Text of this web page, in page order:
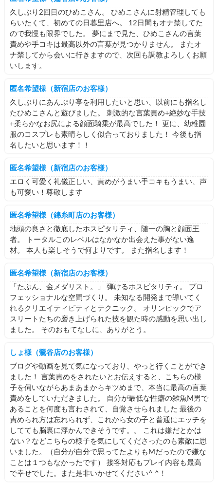
久しぶり2回目のひめこさん。 ひめこさんに射精管理しても
らいたくて、初めての日暮里店へ。 12日間もオナ禁してた
ので我慢も限界でした。 夢にまで見た、ひめこさんの言葉
責めや手コキは最高以外の言葉が見つかりません。 またオ
ナ禁してから会いに行きますので、次回も調教よろしくお願
いします。
匿名希望様（新宿店のお客様）
久しぶりにあんぷり亭を利用したいと思い、以前にも指名し
たひめこさんと遊びました。 刺激的な言葉責め+絶妙な手技
+柔らかなお尻による顔面騎乗が最高でした！ 更に、幼稚園
服のコスプレも素晴らしく似合っておりました！ 今後も指
名したいと思います！！
匿名希望様（新宿店のお客様）
エロく可愛く礼儀正しい、責めがうまい手コキもうまい、声
も可愛い！尊敬します
匿名希望様（錦糸町店のお客様）
地頭の良さと徹底したホスピタリティ、随一の胸と顔面王
者。 トータルこのレベルはなかなか出会えた事がない逸
材。 本人も楽しそうで何よりです。 また指名します！
匿名希望様（新宿店のお客様）
「たぶん、金メダリスト。」 弾けるホスピタリティ。 プロ
フェッショナルな空間づくり。 未知なる開発まで導いてく
れるクリエイティビティとテクニック。 オリンピックでア
スリートたちの磨き上げられた技を観た時の感動を思い出し
ました。 そのおもてなしに、ありがとう。
しょ様（鶯谷店のお客様）
ブログや動画を見て気になっており、やっと行くことができ
ました！ 言葉責めをされたいとお伝えすると、こちらの様
子を伺いながらあまあまからキツめまで、本当に最高の言葉
責めをしていただきました。 自分が最低な性癖の雑魚M男で
あることを何度も言わされて、自覚させられました 最後の
責められ方は忘れられず、これから女の子と普通にエッチを
してても脳裏に浮かんできそうです。。 これは嫌だとかは
ない？などこちらの様子を気にしてくださったのも素敵に思
いました。（自分が自分で思ってたよりもMだったので嫌な
ことは１つもなかったです） 接客対応もプレイ内容も最高
で幸せでした。また是非いかせてください^ ^！